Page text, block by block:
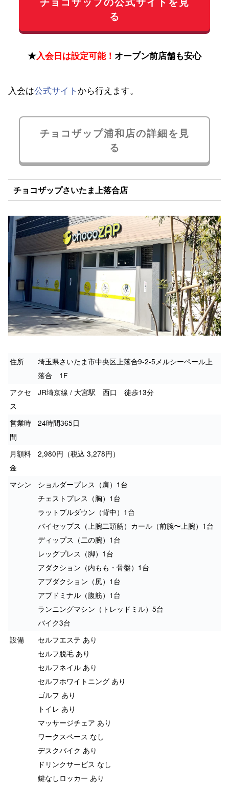
る
★入会日は設定可能！ オープン前店舗も安心
入会は公式サイト から行えます。
チョコザップ浦和店の詳細を見
る
チョコザップさいたま上落合店
住所
埼玉県さいたま市中央区上落合9-2-5メルシーペール上
落合 1F
アクセ
ス
JR埼京線 / 大宮駅 西口 徒歩13分
営業時
間
24時間365日
月額料
金
2,980円（税込 3,278円）
マシン
ショルダープレス（肩）1台
チェストプレス（胸）1台
ラットプルダウン（背中）1台
バイセップス（上腕二頭筋）カール（前腕〜上腕）1台
ディップス（二の腕）1台
レッグプレス（脚）1台
アダクション（内もも・骨盤）1台
アブダクション（尻）1台
アブドミナル（腹筋）1台
ランニングマシン（トレッドミル）5台
バイク3台
設備
セルフエステ あり
セルフ脱毛 あり
セルフネイル あり
セルフホワイトニング あり
ゴルフ あり
トイレ あり
マッサージチェア あり
ワークスペース なし
デスクバイク あり
ドリンクサービス なし
鍵なしロッカー あり